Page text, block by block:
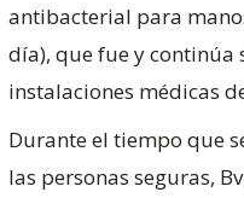
antibacterial para
día), que fue y continúa
instalaciones médicas
Durante el tiempo que
las personas seguras,